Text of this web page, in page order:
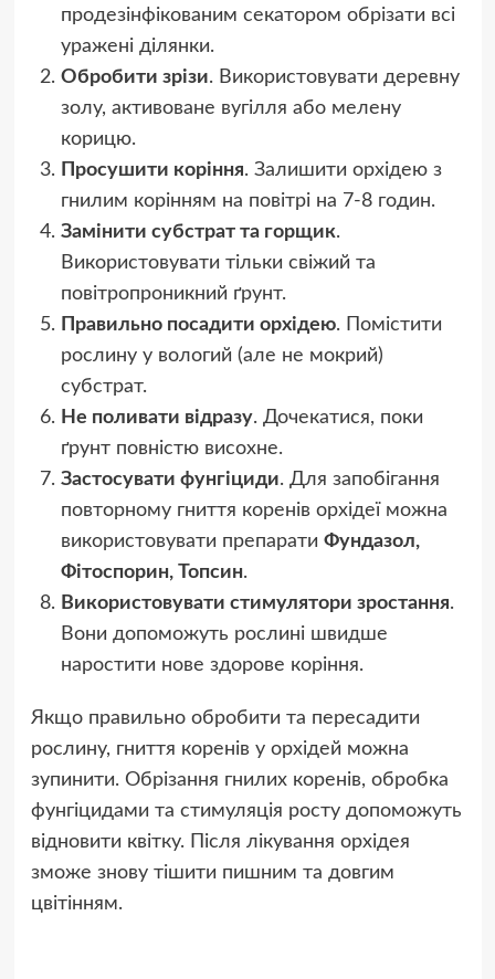
продезінфікованим секатором обрізати всі
уражені ділянки.
Обробити зрізи. Використовувати деревну
золу, активоване вугілля або мелену
корицю.
Просушити коріння. Залишити орхідею з
гнилим корінням на повітрі на 7-8 годин.
Замінити субстрат та горщик.
Використовувати тільки свіжий та
повітропроникний ґрунт.
Правильно посадити орхідею. Помістити
рослину у вологий (але не мокрий)
субстрат.
Не поливати відразу. Дочекатися, поки
ґрунт повністю висохне.
Застосувати фунгіциди. Для запобігання
повторному гниття коренів орхідеї можна
використовувати препарати Фундазол,
Фітоспорин, Топсин.
Використовувати стимулятори зростання.
Вони допоможуть рослині швидше
наростити нове здорове коріння.
Якщо правильно обробити та пересадити
рослину, гниття коренів у орхідей можна
зупинити. Обрізання гнилих коренів, обробка
фунгіцидами та стимуляція росту допоможуть
відновити квітку. Після лікування орхідея
зможе знову тішити пишним та довгим
цвітінням.